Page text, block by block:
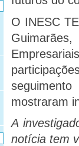
O INESC
mostraram
A
notícia tem